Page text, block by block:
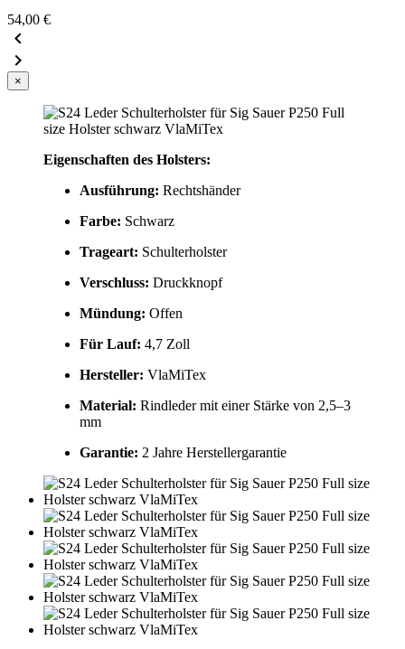
54,00 €


×
Eigenschaften des Holsters:
Ausführung: Rechtshänder
Farbe: Schwarz
Trageart: Schulterholster
Verschluss: Druckknopf
Mündung: Offen
Für Lauf: 4,7 Zoll
Hersteller: VlaMiTex
Material: Rindleder mit einer Stärke von 2,5–3
mm
Garantie: 2 Jahre Herstellergarantie